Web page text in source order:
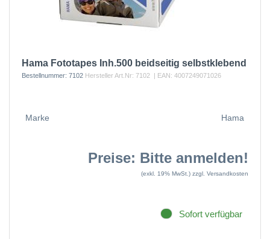
Hama Fototapes Inh.500 beidseitig selbstklebend
Bestellnummer: 7102 Hersteller Art.Nr: 7102 | EAN: 4007249071026
Marke Hama
Preise: Bitte anmelden!
(exkl. 19% MwSt.) zzgl. Versandkosten
Sofort verfügbar